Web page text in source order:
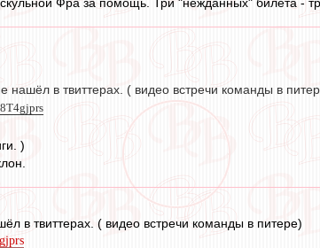
Фра за помощь. Три "нежданных" билета -
нашёл в твиттерах. ( видео встречи команды в
)
в твиттерах. ( видео встречи команды в питере)